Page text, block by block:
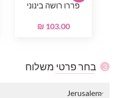
פררו רושה בינוני
103.00 ₪
3 בחר פרטי משלוח
Jerusalem